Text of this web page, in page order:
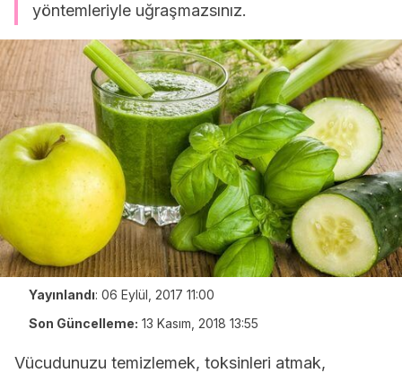
yöntemleriyle uğraşmazsınız.
Yayınlandı: 06 Eylül, 2017 11:00
Son Güncelleme: 13 Kasım, 2018 13:55
Vücudunuzu temizlemek, toksinleri atmak,